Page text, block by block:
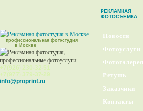
РЕКЛАМНАЯ
ФОТОСЪЕМКА
профессиональная фотостудия
в Москве
+7(926) 230-32-51
+7(977) 379-37-29
info@proprint.ru
Новости
Фотоуслуги
Фотогалерея
Ретушь
Заказчики
Контакты